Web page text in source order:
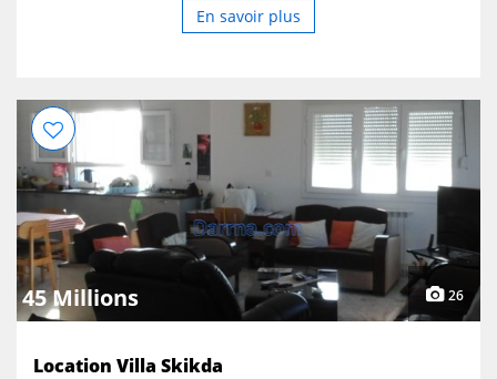
En savoir plus
45 Millions 26
Location Villa Skikda